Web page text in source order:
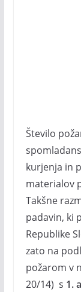
Število
kurjenja in
materialov
Takšne
padavin, ki
Republike
zato na
požarom v
20/14) s 1.